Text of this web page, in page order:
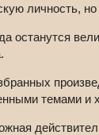
личность,
останутся
темами и